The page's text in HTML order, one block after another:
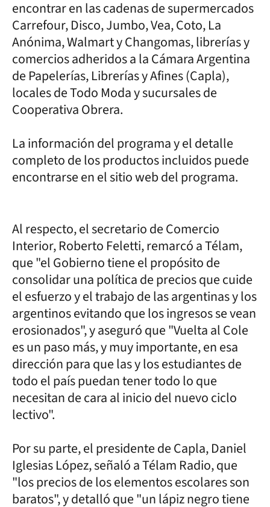
encontrar en las cadenas de supermercados
Carrefour, Disco, Jumbo, Vea, Coto, La
Anónima, Walmart y Changomas, librerías y
comercios adheridos a la Cámara Argentina
de Papelerías, Librerías y Afines (Capla),
locales de Todo Moda y sucursales de
Cooperativa Obrera.
La información del programa y el detalle
completo de los productos incluidos puede
encontrarse en el sitio web del programa.
Al respecto, el secretario de Comercio
Interior, Roberto Feletti, remarcó a Télam,
que "el Gobierno tiene el propósito de
consolidar una política de precios que cuide
el esfuerzo y el trabajo de las argentinas y los
argentinos evitando que los ingresos se vean
erosionados", y aseguró que "Vuelta al Cole
es un paso más, y muy importante, en esa
dirección para que las y los estudiantes de
todo el país puedan tener todo lo que
necesitan de cara al inicio del nuevo ciclo
lectivo".
Por su parte, el presidente de Capla, Daniel
Iglesias López, señaló a Télam Radio, que
"los precios de los elementos escolares son
baratos", y detalló que "un lápiz negro tiene